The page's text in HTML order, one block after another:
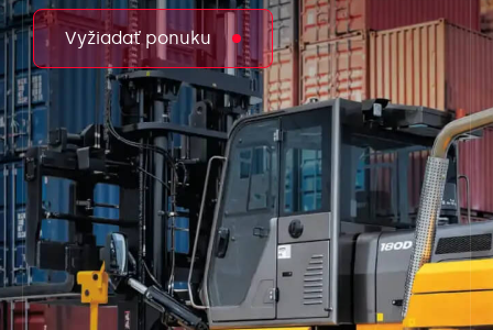
Vyžiadať ponuku